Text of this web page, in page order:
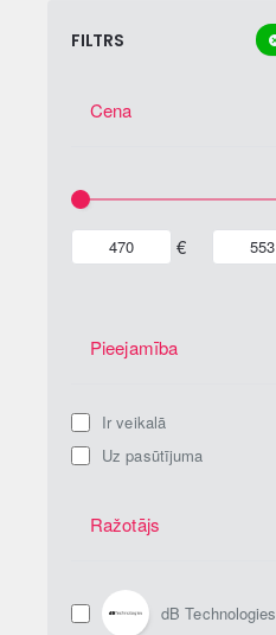
FILTRS
Cena
€
Pieejamība
Ir veikalā
Uz pasūtījuma
Ražotājs
dB Technologies